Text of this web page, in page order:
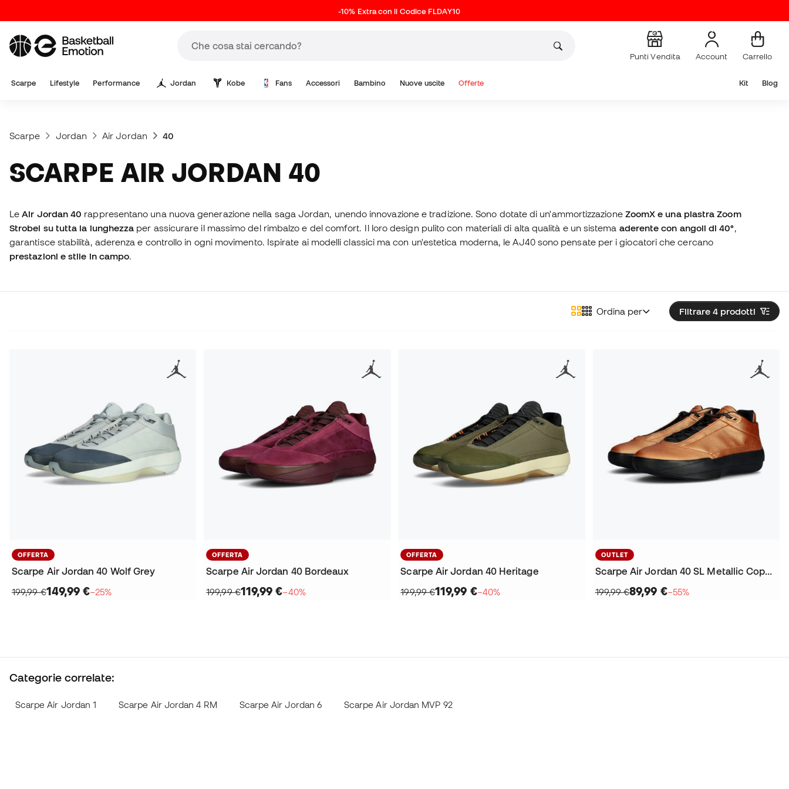
-10% Extra con il Codice FLDAY10
Punti Vendita Account Carrello
Scarpe Lifestyle Performance Jordan Kobe Fans Accessori Bambino Nuove uscite Offerte Kit Blog
Scarpe Jordan Air Jordan 40
SCARPE AIR JORDAN 40
LeAir Jordan 40 rappresentano una nuova generazione nella saga Jordan, unendo innovazione e tradizione. Sono dotate di un'ammortizzazione ZoomX e una piastra Zoom
Strobel su tutta la lunghezza per assicurare il massimo del rimbalzo e del comfort. Il loro design pulito con materiali di alta qualità e un sistema aderente con angoli di 40°,
garantisce stabilità, aderenza e controllo in ogni movimento. Ispirate ai modelli classici ma con un'estetica moderna, le AJ40 sono pensate per i giocatori che cercano
prestazioni e stile in campo.
Filtrare 4 prodotti
Ordina per
OFFERTA
Scarpe Air Jordan 40 Wolf Grey
199,99 €149,99 €−25%
OFFERTA
Scarpe Air Jordan 40 Bordeaux
199,99 €119,99 €−40%
OFFERTA
Scarpe Air Jordan 40 Heritage
199,99 €119,99 €−40%
OUTLET
Scarpe Air Jordan 40 SL Metallic Copper
199,99 €89,99 €−55%
Categorie correlate:
Scarpe Air Jordan 1 Scarpe Air Jordan 4 RM Scarpe Air Jordan 6 Scarpe Air Jordan MVP 92